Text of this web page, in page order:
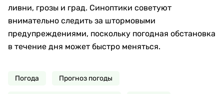
ливни, грозы и град. Синоптики советуют
внимательно следить за штормовыми
предупреждениями, поскольку погодная обстановка
в течение дня может быстро меняться.
Погода Прогноз погоды